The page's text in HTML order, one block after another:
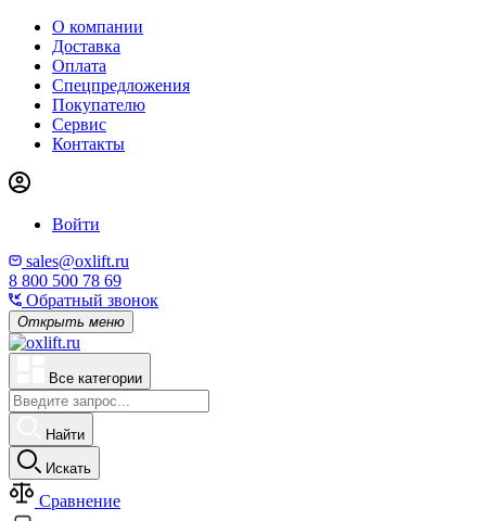
О компании
Доставка
Оплата
Спецпредложения
Покупателю
Сервис
Контакты
Войти
sales@oxlift.ru
8 800 500 78 69
Обратный звонок
Открыть меню
Все категории
Найти
Искать
Сравнение